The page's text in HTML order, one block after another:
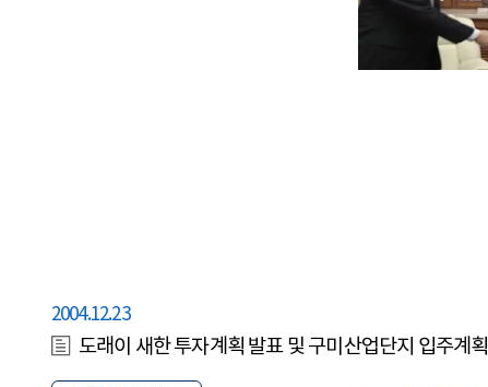
2004.12.23
도래이 새한 투자계획 발표 및 구미산업단지 입주계획